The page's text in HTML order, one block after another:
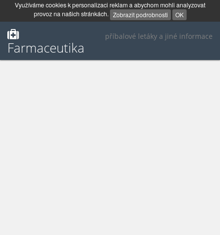
Využíváme cookies k personalizaci reklam a abychom mohli analyzovat
provoz na našich stránkách. Zobrazit podrobnosti OK
příbalové letáky a jiné informace
Farmaceutika